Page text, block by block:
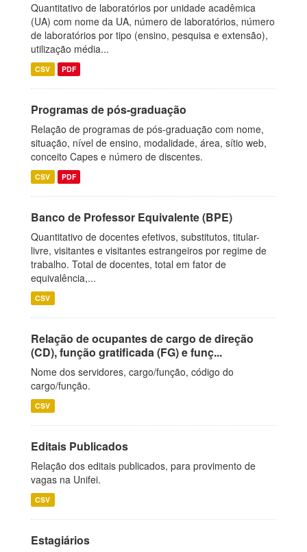
Quantitativo de laboratórios por unidade acadêmica
(UA) com nome da UA, número de laboratórios, número
de laboratórios por tipo (ensino, pesquisa e extensão),
utilização média...
CSV PDF
Programas de pós-graduação
Relação de programas de pós-graduação com nome,
situação, nível de ensino, modalidade, área, sítio web,
conceito Capes e número de discentes.
CSV PDF
Banco de Professor Equivalente (BPE)
Quantitativo de docentes efetivos, substitutos, titular-
livre, visitantes e visitantes estrangeiros por regime de
trabalho. Total de docentes, total em fator de
equivalência,...
CSV
Relação de ocupantes de cargo de direção
(CD), função gratificada (FG) e funç...
Nome dos servidores, cargo/função, código do
cargo/função.
CSV
Editais Publicados
Relação dos editais publicados, para provimento de
vagas na Unifei.
CSV
Estagiários